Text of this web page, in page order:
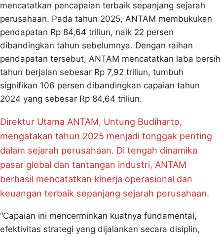
mencatatkan pencapaian terbaik sepanjang sejarah
perusahaan. Pada tahun 2025, ANTAM membukukan
pendapatan Rp 84,64 triliun, naik 22 persen
dibandingkan tahun sebelumnya. Dengan raihan
pendapatan tersebut, ANTAM mencatatkan laba bersih
tahun berjalan sebesar Rp 7,92 triliun, tumbuh
signifikan 106 persen dibandingkan capaian tahun
2024 yang sebesar Rp 84,64 triliun.
Direktur Utama ANTAM, Untung Budiharto,
mengatakan tahun 2025 menjadi tonggak penting
dalam sejarah perusahaan. Di tengah dinamika
pasar global dan tantangan industri, ANTAM
berhasil mencatatkan kinerja operasional dan
keuangan terbaik sepanjang sejarah perusahaan.
“Capaian ini mencerminkan kuatnya fundamental,
efektivitas strategi yang dijalankan secara disiplin,